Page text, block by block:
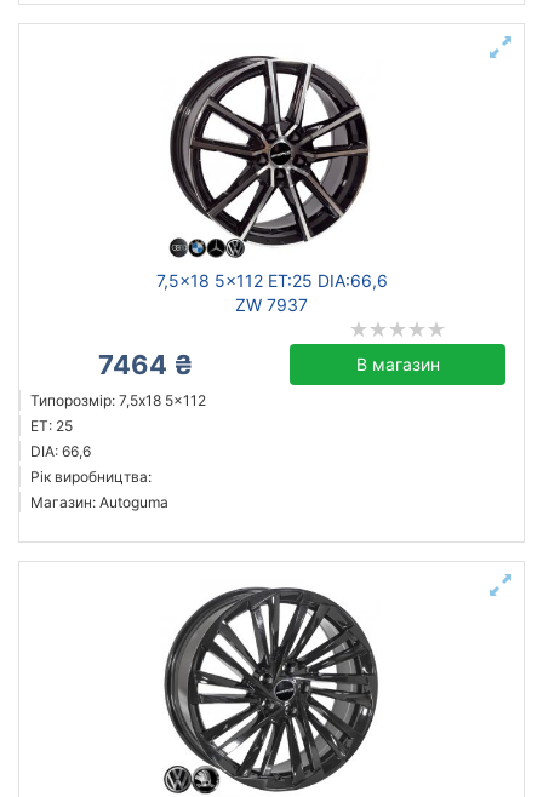
7,5x18 5x112 ET:25 DIA:66,6
ZW 7937
7464 ₴ В магазин
Типорозмір: 7,5x18 5x112
ET: 25
DIA: 66,6
Рік виробництва:
Магазин: Autoguma